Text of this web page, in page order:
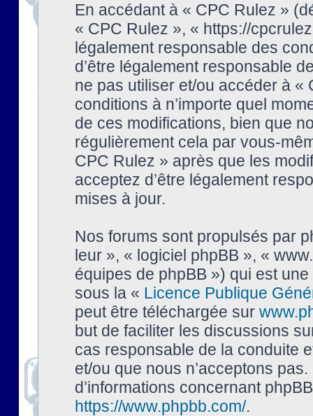
En accédant à « CPC Rulez »
« CPC Rulez », « https://
légalement responsable des
d’être légalement responsable
ne pas utiliser et/ou accéder à
conditions à n’importe quel
de ces modifications, bien que
régulièrement cela par vous-
CPC Rulez » après que les
acceptez d’être légalement
mises à jour.
Nos forums sont propulsés par
leur », « logiciel phpBB », «
équipes de phpBB ») qui est
sous la « Licence Publique
peut être téléchargée sur
but de faciliter les discussions
cas responsable de la conduite
et/ou que nous n’acceptons
d’informations concernant
https://www.phpbb.com/.